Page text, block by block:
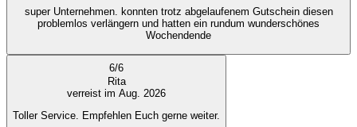
super Unternehmen. konnten trotz abgelaufenem Gutschein diesen
problemlos verlängern und hatten ein rundum wunderschönes
Wochendende
6/6
Rita
verreist im Aug. 2026
Toller Service. Empfehlen Euch gerne weiter.